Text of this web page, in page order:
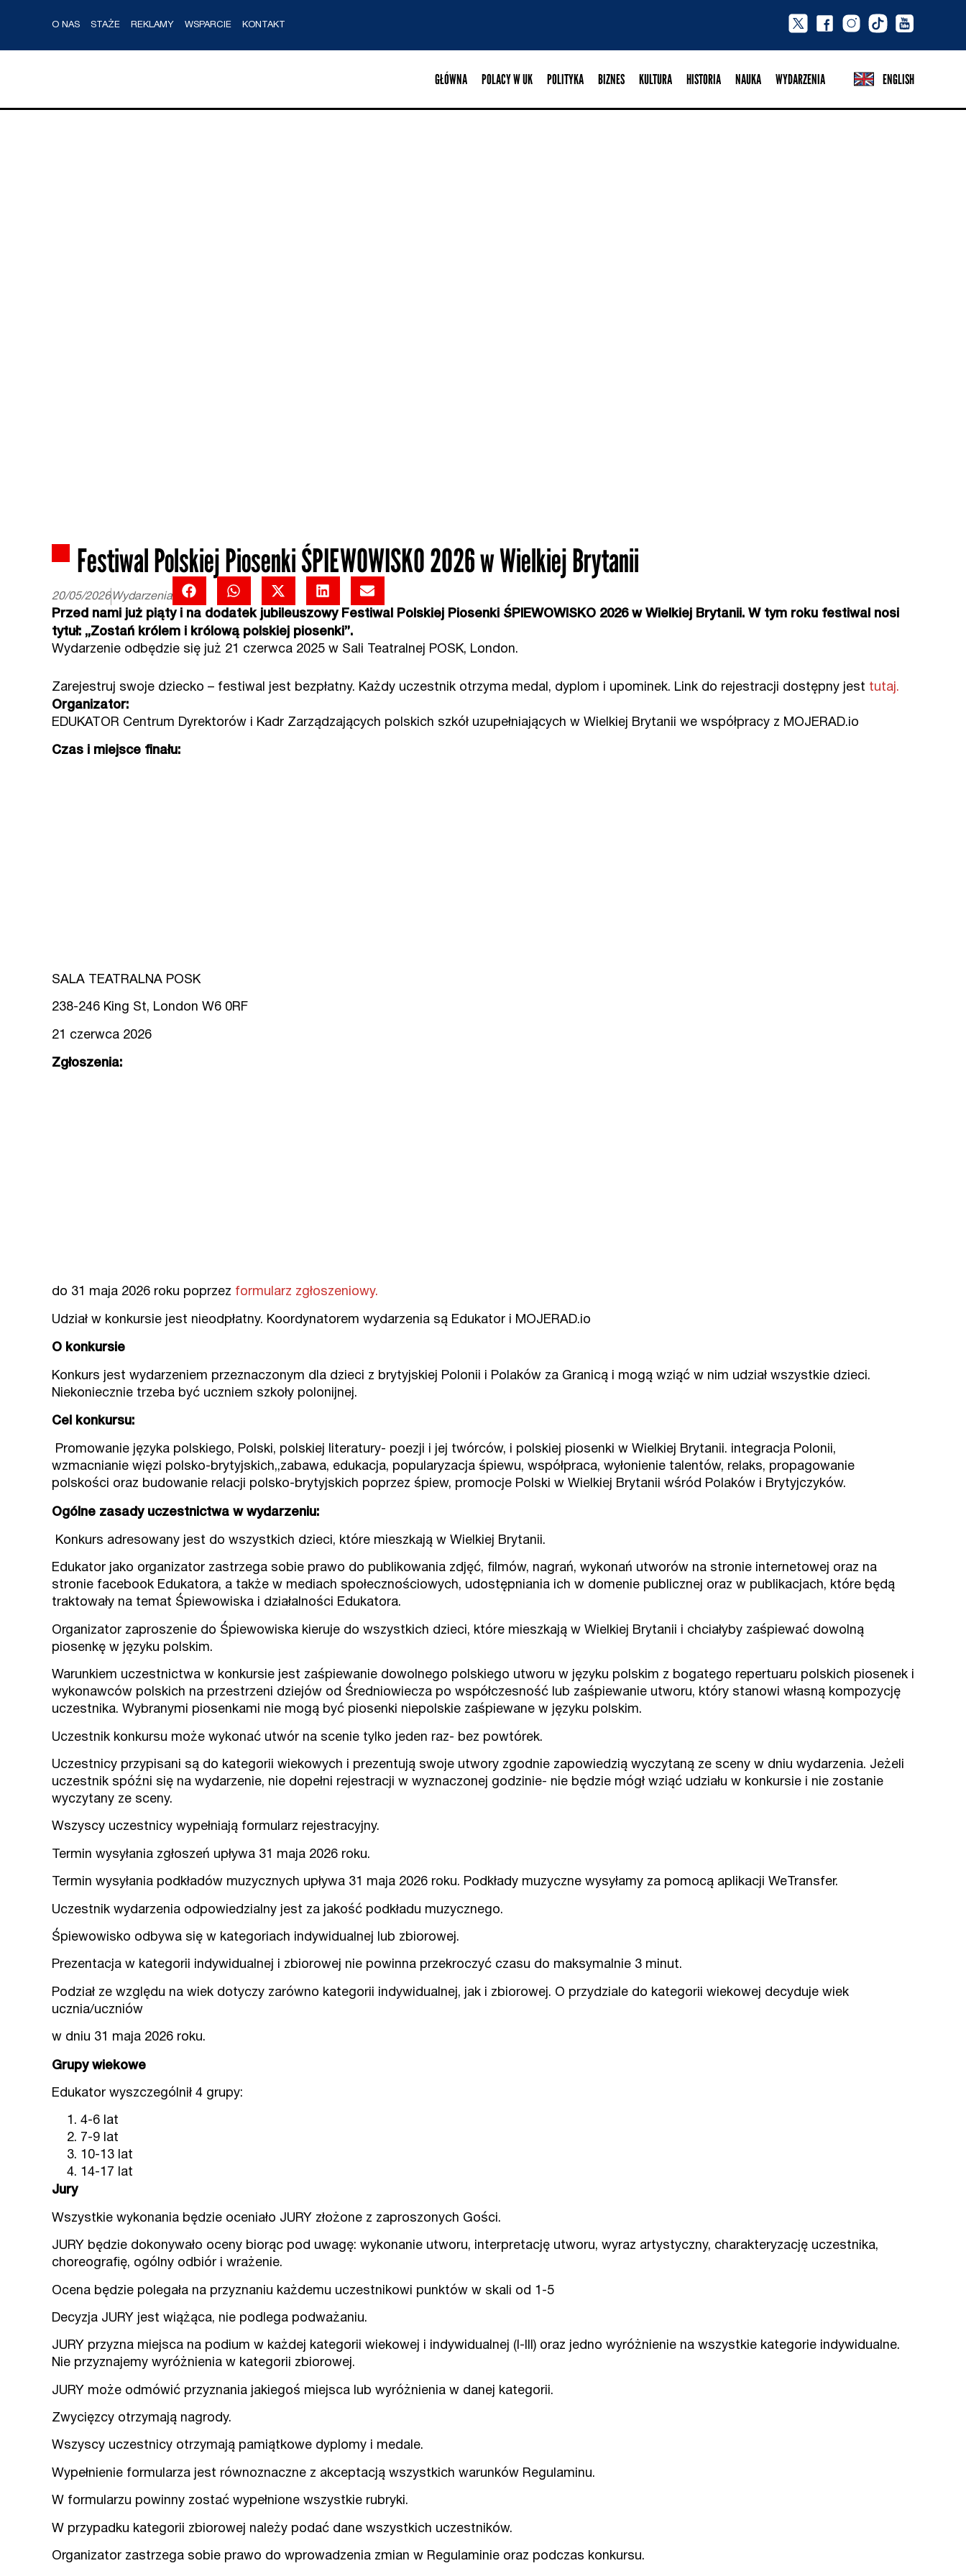
O NAS STAŻE REKLAMY WSPARCIE KONTAKT
GŁÓWNA POLACY W UK POLITYKA BIZNES KULTURA HISTORIA NAUKA WYDARZENIA ENGLISH
Festiwal Polskiej Piosenki ŚPIEWOWISKO 2026 w Wielkiej Brytanii
20/05/2026 Wydarzenia
Przed nami już piąty i na dodatek jubileuszowy Festiwal Polskiej Piosenki ŚPIEWOWISKO 2026 w Wielkiej Brytanii. W tym roku festiwal nosi
tytuł: „Zostań królem i królową polskiej piosenki”.
Wydarzenie odbędzie się już 21 czerwca 2025 w Sali Teatralnej POSK, London.
Zarejestruj swoje dziecko – festiwal jest bezpłatny. Każdy uczestnik otrzyma medal, dyplom i upominek. Link do rejestracji dostępny jest tutaj.
Organizator:
EDUKATOR Centrum Dyrektorów i Kadr Zarządzających polskich szkół uzupełniających w Wielkiej Brytanii we współpracy z MOJERAD.io
Czas i miejsce finału:
SALA TEATRALNA POSK
238-246 King St, London W6 0RF
21 czerwca 2026
Zgłoszenia:
do 31 maja 2026 roku poprzez formularz zgłoszeniowy.
Udział w konkursie jest nieodpłatny. Koordynatorem wydarzenia są Edukator i MOJERAD.io
O konkursie
Konkurs jest wydarzeniem przeznaczonym dla dzieci z brytyjskiej Polonii i Polaków za Granicą i mogą wziąć w nim udział wszystkie dzieci.
Niekoniecznie trzeba być uczniem szkoły polonijnej.
Cel konkursu:
Promowanie języka polskiego, Polski, polskiej literatury- poezji i jej twórców, i polskiej piosenki w Wielkiej Brytanii. integracja Polonii,
wzmacnianie więzi polsko-brytyjskich,,zabawa, edukacja, popularyzacja śpiewu, współpraca, wyłonienie talentów, relaks, propagowanie
polskości oraz budowanie relacji polsko-brytyjskich poprzez śpiew, promocje Polski w Wielkiej Brytanii wśród Polaków i Brytyjczyków.
Ogólne zasady uczestnictwa w wydarzeniu:
Konkurs adresowany jest do wszystkich dzieci, które mieszkają w Wielkiej Brytanii.
Edukator jako organizator zastrzega sobie prawo do publikowania zdjęć, filmów, nagrań, wykonań utworów na stronie internetowej oraz na
stronie facebook Edukatora, a także w mediach społecznościowych, udostępniania ich w domenie publicznej oraz w publikacjach, które będą
traktowały na temat Śpiewowiska i działalności Edukatora.
Organizator zaproszenie do Śpiewowiska kieruje do wszystkich dzieci, które mieszkają w Wielkiej Brytanii i chciałyby zaśpiewać dowolną
piosenkę w języku polskim.
Warunkiem uczestnictwa w konkursie jest zaśpiewanie dowolnego polskiego utworu w języku polskim z bogatego repertuaru polskich piosenek i
wykonawców polskich na przestrzeni dziejów od Średniowiecza po współczesność lub zaśpiewanie utworu, który stanowi własną kompozycję
uczestnika. Wybranymi piosenkami nie mogą być piosenki niepolskie zaśpiewane w języku polskim.
Uczestnik konkursu może wykonać utwór na scenie tylko jeden raz- bez powtórek.
Uczestnicy przypisani są do kategorii wiekowych i prezentują swoje utwory zgodnie zapowiedzią wyczytaną ze sceny w dniu wydarzenia. Jeżeli
uczestnik spóźni się na wydarzenie, nie dopełni rejestracji w wyznaczonej godzinie- nie będzie mógł wziąć udziału w konkursie i nie zostanie
wyczytany ze sceny.
Wszyscy uczestnicy wypełniają formularz rejestracyjny.
Termin wysyłania zgłoszeń upływa 31 maja 2026 roku.
Termin wysyłania podkładów muzycznych upływa 31 maja 2026 roku. Podkłady muzyczne wysyłamy za pomocą aplikacji WeTransfer.
Uczestnik wydarzenia odpowiedzialny jest za jakość podkładu muzycznego.
Śpiewowisko odbywa się w kategoriach indywidualnej lub zbiorowej.
Prezentacja w kategorii indywidualnej i zbiorowej nie powinna przekroczyć czasu do maksymalnie 3 minut.
Podział ze względu na wiek dotyczy zarówno kategorii indywidualnej, jak i zbiorowej. O przydziale do kategorii wiekowej decyduje wiek
ucznia/uczniów
w dniu 31 maja 2026 roku.
Grupy wiekowe
Edukator wyszczególnił 4 grupy:
4-6 lat
7-9 lat
10-13 lat
14-17 lat
Jury
Wszystkie wykonania będzie oceniało JURY złożone z zaproszonych Gości.
JURY będzie dokonywało oceny biorąc pod uwagę: wykonanie utworu, interpretację utworu, wyraz artystyczny, charakteryzację uczestnika,
choreografię, ogólny odbiór i wrażenie.
Ocena będzie polegała na przyznaniu każdemu uczestnikowi punktów w skali od 1-5
Decyzja JURY jest wiążąca, nie podlega podważaniu.
JURY przyzna miejsca na podium w każdej kategorii wiekowej i indywidualnej (I-III) oraz jedno wyróżnienie na wszystkie kategorie indywidualne.
Nie przyznajemy wyróżnienia w kategorii zbiorowej.
JURY może odmówić przyznania jakiegoś miejsca lub wyróżnienia w danej kategorii.
Zwycięzcy otrzymają nagrody.
Wszyscy uczestnicy otrzymają pamiątkowe dyplomy i medale.
Wypełnienie formularza jest równoznaczne z akceptacją wszystkich warunków Regulaminu.
W formularzu powinny zostać wypełnione wszystkie rubryki.
W przypadku kategorii zbiorowej należy podać dane wszystkich uczestników.
Organizator zastrzega sobie prawo do wprowadzenia zmian w Regulaminie oraz podczas konkursu.